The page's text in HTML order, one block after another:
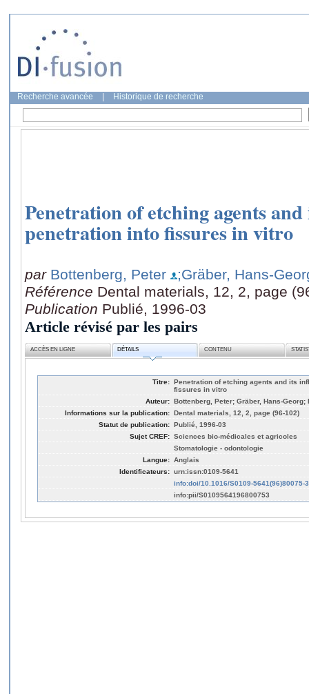
Recherche avancée Historique de recherche
Penetration of etching agents
penetration into fissures in vitro
par Bottenberg, Peter
;Gräber, Hans-
Référence Dental materials, 12, 2, page
Publication Publié, 1996-03
Article révisé par les pairs
ACCÈS EN LIGNE DÉTAILS CONTENU
Titre: Penetration of etching agents and its
fissures in vitro
Auteur: Bottenberg, Peter; Gräber, Hans-
Informations sur la publication: Dental materials, 12, 2, page (96-102)
Statut de publication: Publié, 1996-03
Sujet CREF: Sciences bio-médicales et agricoles
Stomatologie - odontologie
Langue: Anglais
Identificateurs: urn:issn:0109-5641
info:doi/10.1016/S0109-5641(96)80075-3
info:pii/S0109564196800753